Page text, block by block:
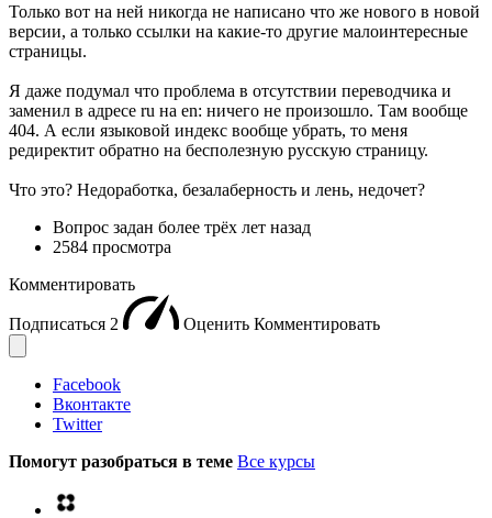
Только вот на ней никогда не написано что же нового в новой
версии, а только ссылки на какие-то другие малоинтересные
страницы.
Я даже подумал что проблема в отсутствии переводчика и
заменил в адресе ru на en: ничего не произошло. Там вообще
404. А если языковой индекс вообще убрать, то меня
редиректит обратно на бесполезную русскую страницу.
Что это? Недоработка, безалаберность и лень, недочет?
Вопрос задан более трёх лет назад
2584 просмотра
Комментировать
Подписаться 2 Оценить Комментировать
Facebook
Вконтакте
Twitter
Помогут разобраться в теме Все курсы